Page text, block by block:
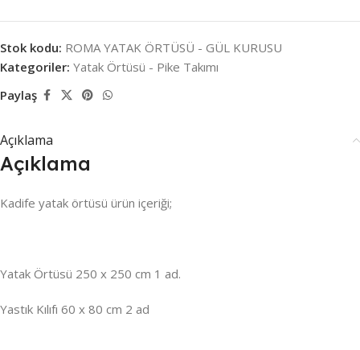
Stok kodu: ROMA YATAK ÖRTÜSÜ - GÜL KURUSU
Kategoriler: Yatak Örtüsü - Pike Takımı
Paylaş
Açıklama
Açıklama
Kadife yatak örtüsü ürün içeriği;
Yatak Örtüsü 250 x 250 cm 1 ad.
Yastık Kılıfı 60 x 80 cm 2 ad